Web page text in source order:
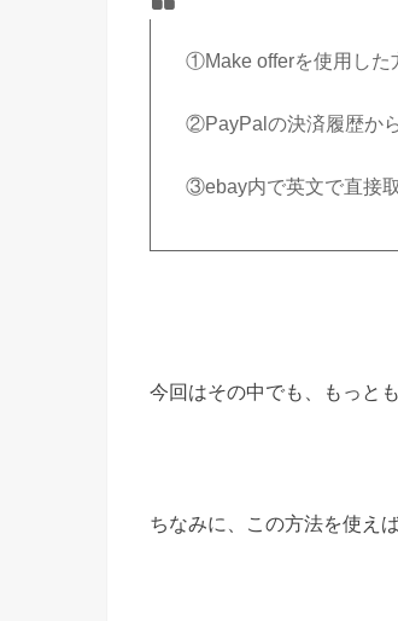
①Make offerを使用した
②PayPalの決済履歴か
③ebay内で英文で直接
今回はその中でも、もっと
ちなみに、この方法を使え